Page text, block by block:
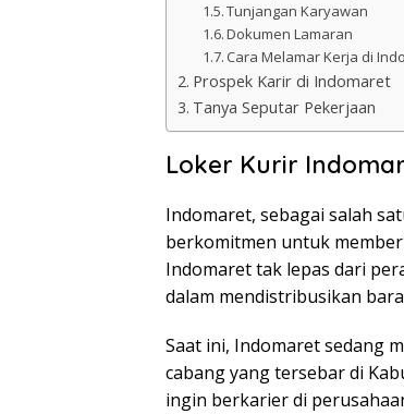
Tunjangan Karyawan
Dokumen Lamaran
Cara Melamar Kerja di
Prospek Karir di Indomaret
Tanya Seputar Pekerjaan
Loker Kurir
Indomaret, sebagai salah
berkomitmen untuk
Indomaret tak lepas dari
dalam mendistribusikan
Saat ini, Indomaret sedang
cabang yang tersebar di
ingin berkarier di